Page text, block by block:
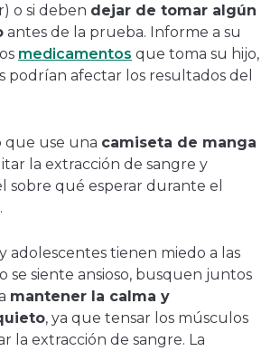
o si deben dejar de tomar algún
antes de la prueba. Informe a su
medicamentos que toma su hijo,
podrían afectar los resultados del
que use una camiseta de manga
la extracción de sangre y
sobre qué esperar durante el
adolescentes tienen miedo a las
se siente ansioso, busquen juntos
mantener la calma y
, ya que tensar los músculos
la extracción de sangre. La